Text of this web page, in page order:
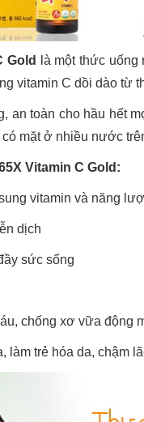
Gold
là một thức
vitamin C dồi dào từ
an toàn cho hầu hết
mặt ở nhiều nước
Vitamin C Gold:
vitamin và năng
dịch
sức sống
chống xơ vữa động
trẻ hóa da, chậm